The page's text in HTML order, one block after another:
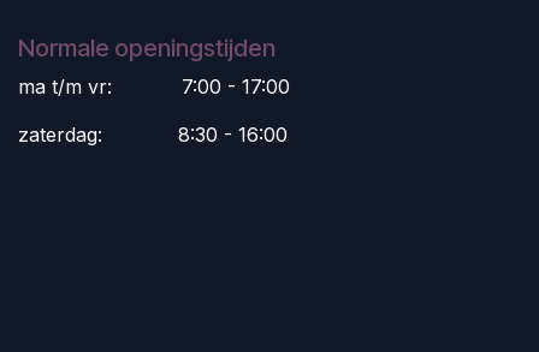
Normale openingstijden
ma t/m vr:
​7:00 - 17:00
zaterdag:
​8:30 - 16:00